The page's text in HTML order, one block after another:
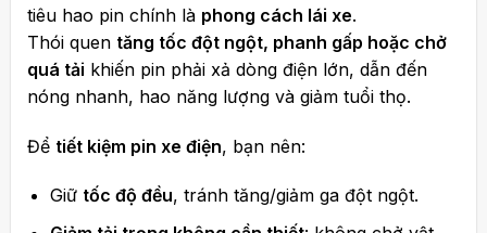
tiêu hao pin chính là phong cách lái xe.
Thói quen tăng tốc đột ngột, phanh gấp hoặc chở
quá tải khiến pin phải xả dòng điện lớn, dẫn đến
nóng nhanh, hao năng lượng và giảm tuổi thọ.
Để tiết kiệm pin xe điện, bạn nên:
Giữ tốc độ đều, tránh tăng/giảm ga đột ngột.